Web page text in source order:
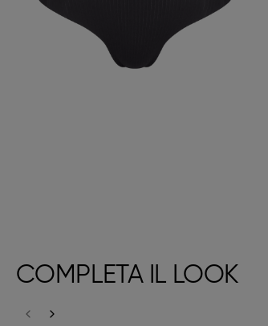
COMPLETA IL LOOK